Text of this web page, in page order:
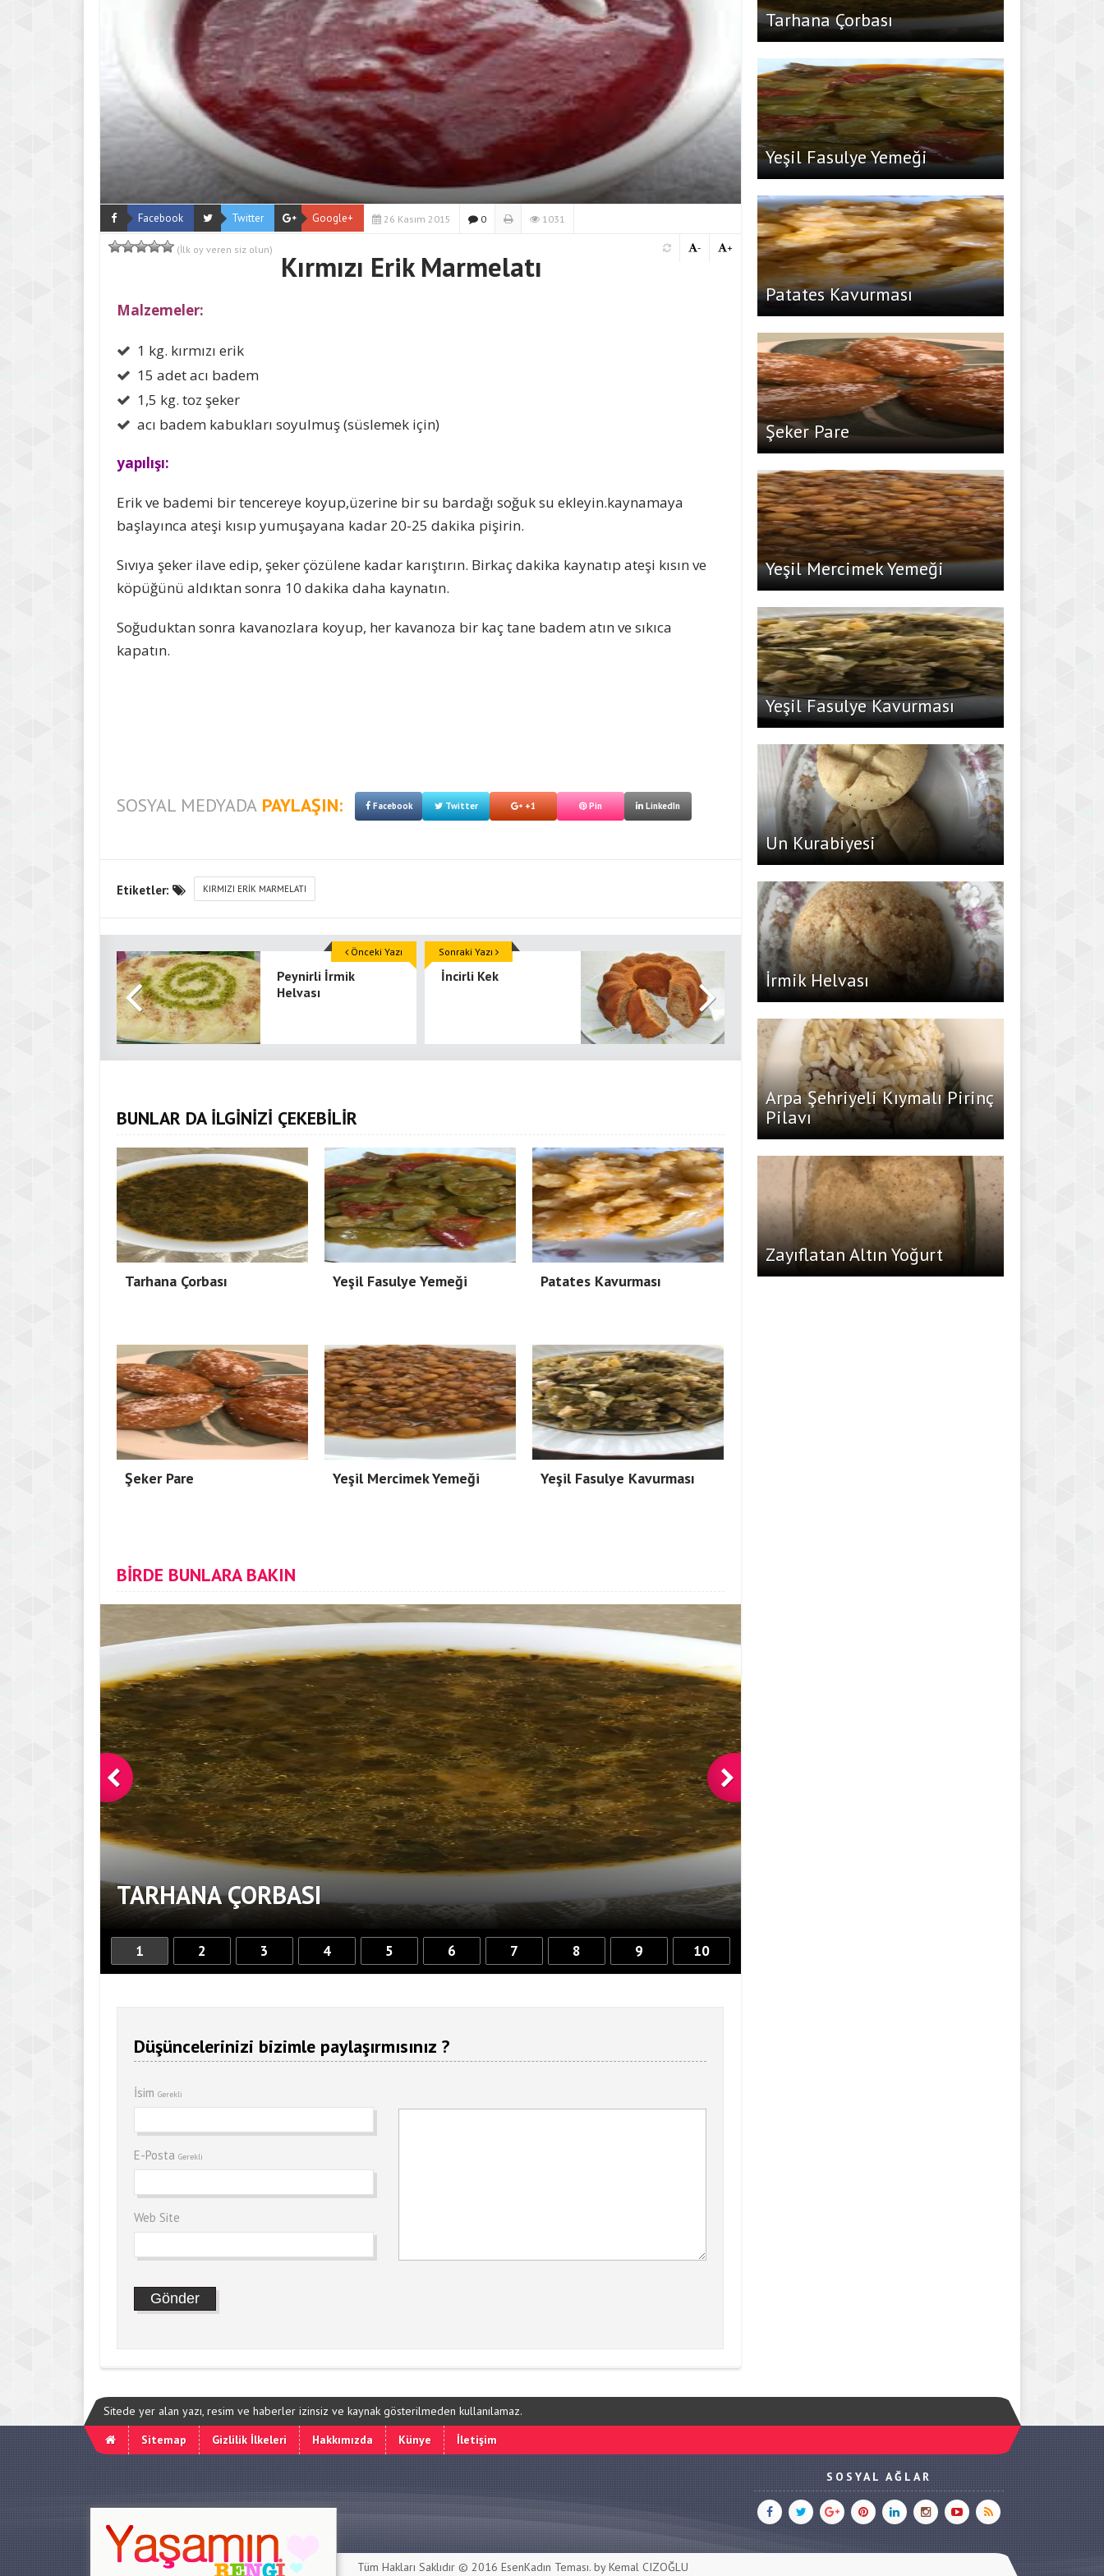
Facebook Twitter Google+ 26 Kasım 2015 0 1031
(İlk oy veren siz olun) +
-
Kırmızı Erik Marmelatı
Malzemeler:
1 kg. kırmızı erik
15 adet acı badem
1,5 kg. toz şeker
acı badem kabukları soyulmuş (süslemek için)
yapılışı:
Erik ve bademi bir tencereye koyup,üzerine bir su bardağı soğuk su ekleyin.kaynamaya
başlayınca ateşi kısıp yumuşayana kadar 20-25 dakika pişirin.
Sıvıya şeker ilave edip, şeker çözülene kadar karıştırın. Birkaç dakika kaynatıp ateşi kısın ve
köpüğünü aldıktan sonra 10 dakika daha kaynatın.
Soğuduktan sonra kavanozlara koyup, her kavanoza bir kaç tane badem atın ve sıkıca
kapatın.
SOSYAL MEDYADA PAYLAŞIN: Facebook Twitter +1 Pin LinkedIn
Etiketler: KIRMIZI ERIK MARMELATI
Peynirli İrmik
Helvası
Önceki Yazı
İncirli Kek
Sonraki Yazı
BUNLAR DA İLGİNİZİ ÇEKEBİLİR
Tarhana Çorbası Yeşil Fasulye Yemeği Patates Kavurması
Şeker Pare Yeşil Mercimek Yemeği Yeşil Fasulye Kavurması
BİRDE BUNLARA BAKIN
TARHANA ÇORBASI
1 2 3 4 5 6 7 8 9 10
Düşüncelerinizi bizimle paylaşırmısınız ?
İsim Gerekli
E-Posta Gerekli
Web Site
Tarhana Çorbası
Yeşil Fasulye Yemeği
Patates Kavurması
Şeker Pare
Yeşil Mercimek Yemeği
Yeşil Fasulye Kavurması
Un Kurabiyesi
İrmik Helvası
Arpa Şehriyeli Kıymalı Pirinç
Pilavı
Zayıflatan Altın Yoğurt
Sitede yer alan yazı, resim ve haberler izinsiz ve kaynak gösterilmeden kullanılamaz.
Sitemap
Gizlilik İlkeleri Hakkımızda Künye İletişim
SOSYAL AĞLAR
Tüm Hakları Saklıdır © 2016 EsenKadın Teması. by Kemal CIZOĞLU